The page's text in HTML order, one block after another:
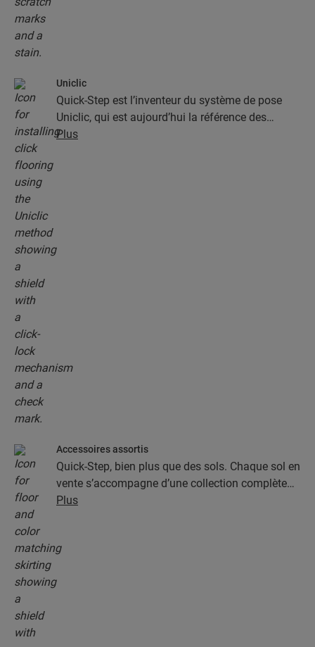
Uniclic
Quick-Step est l’inventeur du système de pose
Uniclic, qui est aujourd’hui la référence des
systèmes de pose par encliquetage. Utilisez le
Plus
Accessoires assortis
Quick-Step, bien plus que des sols. Chaque sol en
vente s’accompagne d’une collection complète
d’accessoires, parmi lesquels des sous-couches,
Plus